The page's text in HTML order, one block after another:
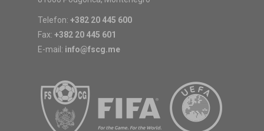
Telefon: +382 20 445 600
Fax: +382 20 445 601
E-mail: info@fscg.me